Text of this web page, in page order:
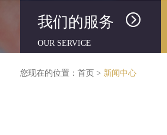
我们的服务
OUR SERVICE
您现在的位置： 首页 > 新闻中心